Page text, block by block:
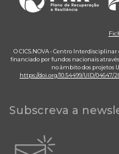
O CICS.NOVA - Centro Interdisciplinar
financiado por fundos nacionais através
no âmbito dos projetos
https://doi.org/10.54499/UID/04647/
Subscreva a